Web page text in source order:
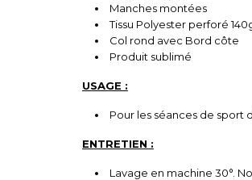
Manches montées
Tissu Polyester perforé
Col rond avec Bord côte
Produit sublimé
USAGE :
Pour les séances de sport
ENTRETIEN :
Lavage en machine 30°.